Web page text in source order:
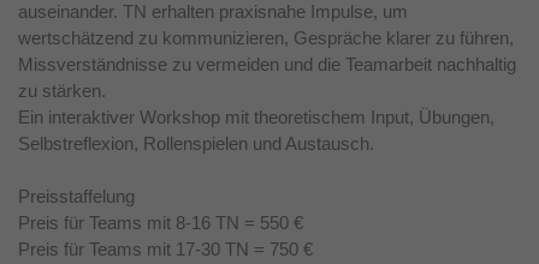
auseinander. TN erhalten praxisnahe Impulse, um
wertschätzend zu kommunizieren, Gespräche klarer zu führen,
Missverständnisse zu vermeiden und die Teamarbeit nachhaltig
zu stärken.
Ein interaktiver Workshop mit theoretischem Input, Übungen,
Selbstreflexion, Rollenspielen und Austausch.
Preisstaffelung
Preis für Teams mit 8-16 TN = 550 €
Preis für Teams mit 17-30 TN = 750 €